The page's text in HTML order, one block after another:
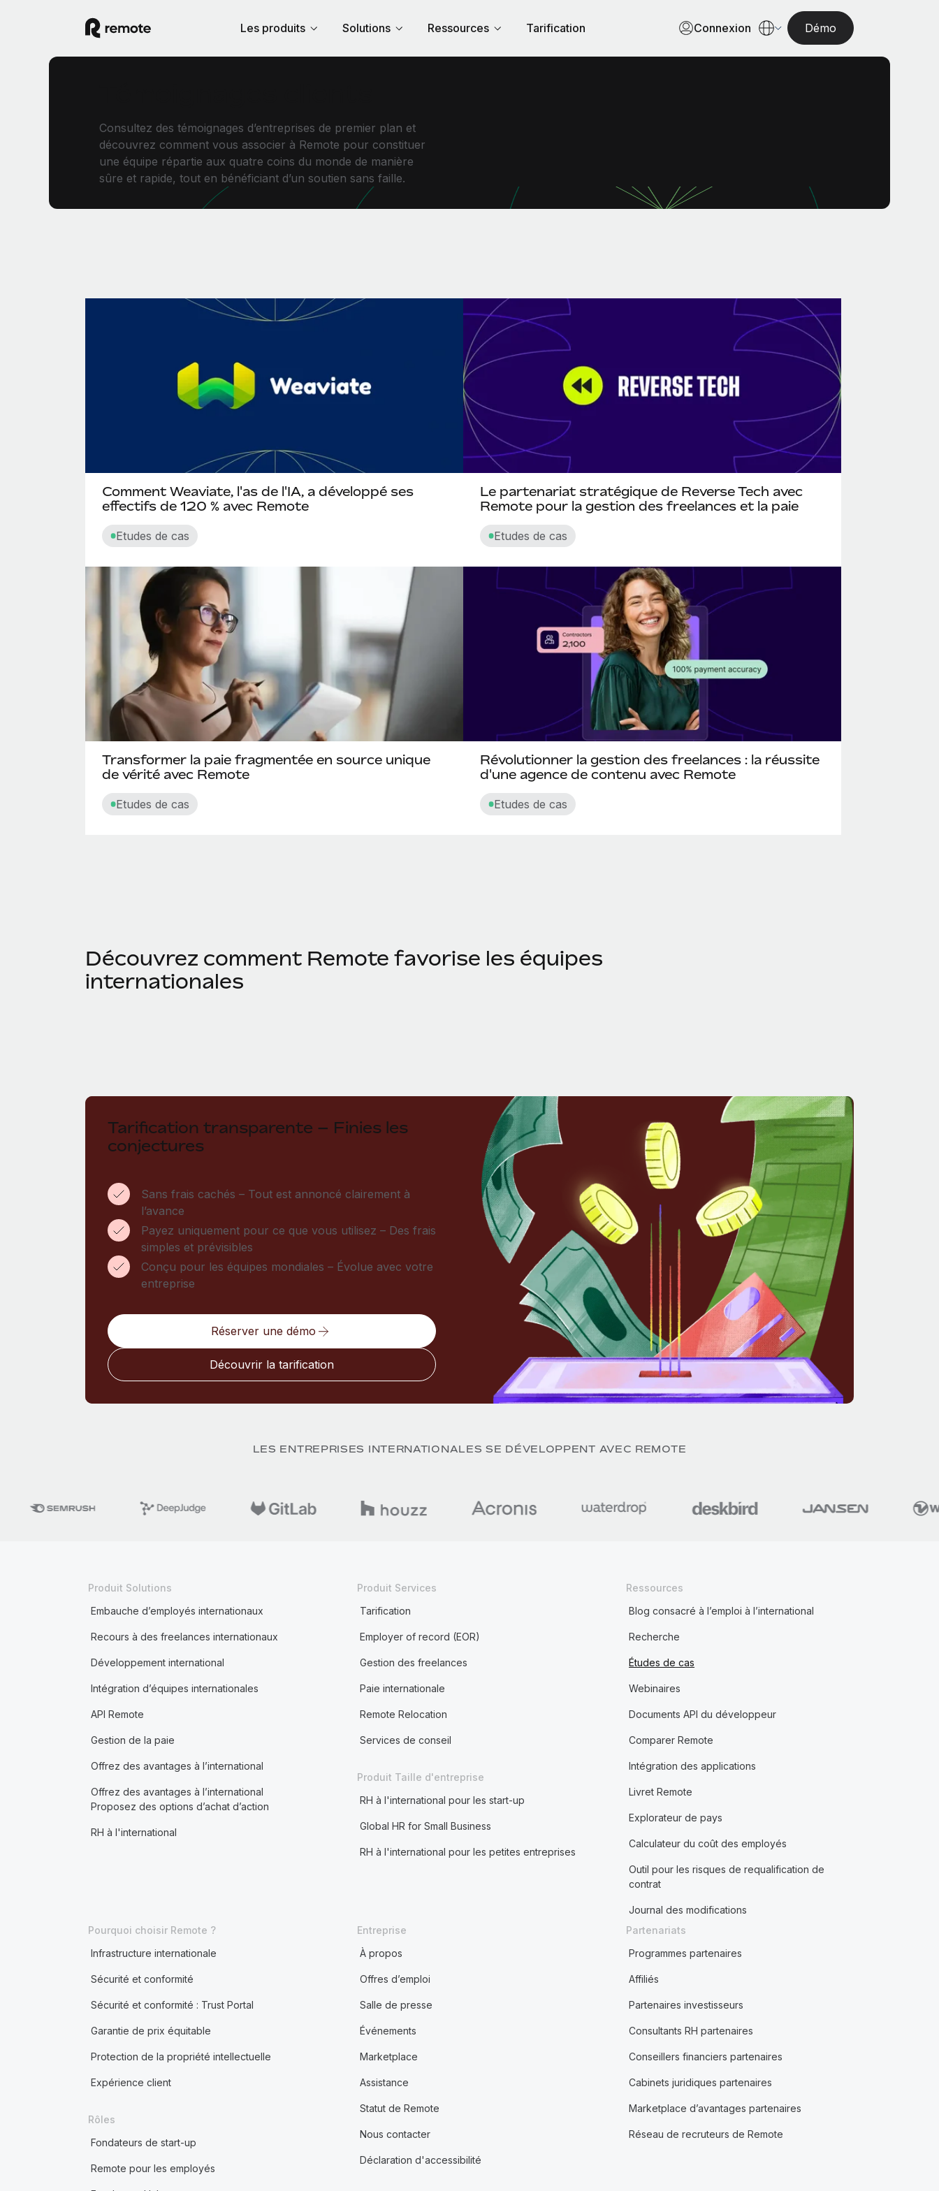
Les produits Solutions Ressources Tarification Connexion Démo
Consultez des témoignages d’entreprises de premier plan et
découvrez comment vous associer à Remote pour constituer
une équipe répartie aux quatre coins du monde de manière
sûre et rapide, tout en bénéficiant d’un soutien sans faille.
Comment Weaviate, l'as de l'IA, a développé ses
effectifs de 120 % avec Remote
Etudes de cas
Le partenariat stratégique de Reverse Tech avec
Remote pour la gestion des freelances et la paie
Etudes de cas
Transformer la paie fragmentée en source unique
de vérité avec Remote
Etudes de cas
Révolutionner la gestion des freelances : la réussite
d'une agence de contenu avec Remote
Etudes de cas
Découvrez comment Remote favorise les équipes
internationales
Tarification transparente – Finies les
conjectures
Sans frais cachés – Tout est annoncé clairement à
l’avance
Payez uniquement pour ce que vous utilisez – Des frais
simples et prévisibles
Conçu pour les équipes mondiales – Évolue avec votre
entreprise
Réserver une démo
Découvrir la tarification
LES ENTREPRISES INTERNATIONALES SE DÉVELOPPENT AVEC REMOTE
Produit Solutions
Embauche d’employés internationaux
Recours à des freelances internationaux
Développement international
Intégration d’équipes internationales
API Remote
Gestion de la paie
Offrez des avantages à l’international
Offrez des avantages à l’international
Proposez des options d’achat d’action
RH à l'international
Produit Services
Tarification
Employer of record (EOR)
Gestion des freelances
Paie internationale
Remote Relocation
Services de conseil
Produit Taille d'entreprise
RH à l'international pour les start-up
Global HR for Small Business
RH à l'international pour les petites entreprises
Ressources
Blog consacré à l’emploi à l’international
Recherche
Études de cas
Webinaires
Documents API du développeur
Comparer Remote
Intégration des applications
Livret Remote
Explorateur de pays
Calculateur du coût des employés
Outil pour les risques de requalification de
contrat
Journal des modifications
Pourquoi choisir Remote ?
Infrastructure internationale
Sécurité et conformité
Sécurité et conformité : Trust Portal
Garantie de prix équitable
Protection de la propriété intellectuelle
Expérience client
Rôles
Fondateurs de start-up
Remote pour les employés
Entreprise
À propos
Offres d’emploi
Salle de presse
Événements
Marketplace
Assistance
Statut de Remote
Nous contacter
Déclaration d'accessibilité
Partenariats
Programmes partenaires
Affiliés
Partenaires investisseurs
Consultants RH partenaires
Conseillers financiers partenaires
Cabinets juridiques partenaires
Marketplace d’avantages partenaires
Réseau de recruteurs de Remote